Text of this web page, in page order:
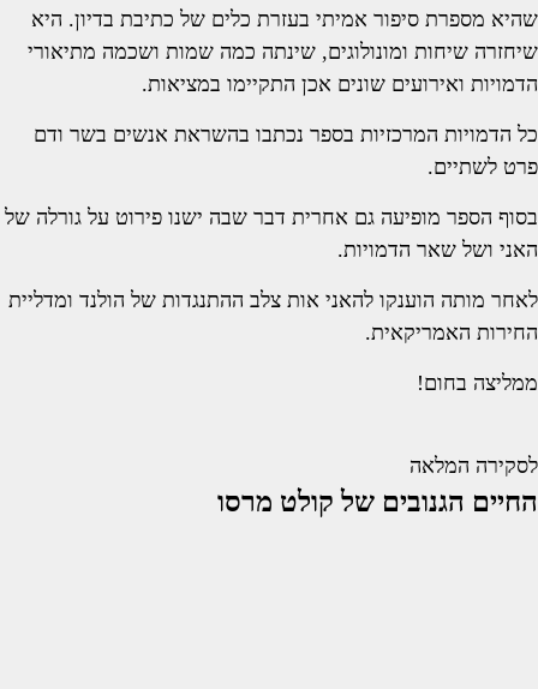
שהיא מספרת סיפור אמיתי בעזרת כלים של כתיבת בדיון. היא
שיחזרה שיחות ומונולוגים, שינתה כמה שמות ושכמה מתיאורי
הדמויות ואירועים שונים אכן התקיימו במציאות.
כל הדמויות המרכזיות בספר נכתבו בהשראת אנשים בשר ודם
פרט לשתיים.
בסוף הספר מופיעה גם אחרית דבר שבה ישנו פירוט על גורלה של
האני ושל שאר הדמויות.
לאחר מותה הוענקו להאני אות צלב ההתנגדות של הולנד ומדליית
החירות האמריקאית.
ממליצה בחום!
לסקירה המלאה
החיים הגנובים של קולט מרסו